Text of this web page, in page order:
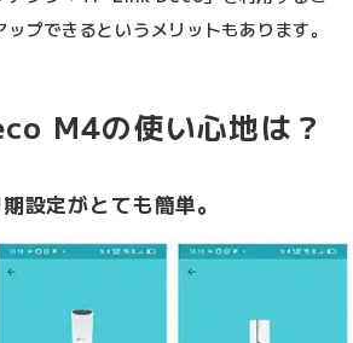
プできるというメリットもあります。
M4の使い心地は？
設定がとても簡単。